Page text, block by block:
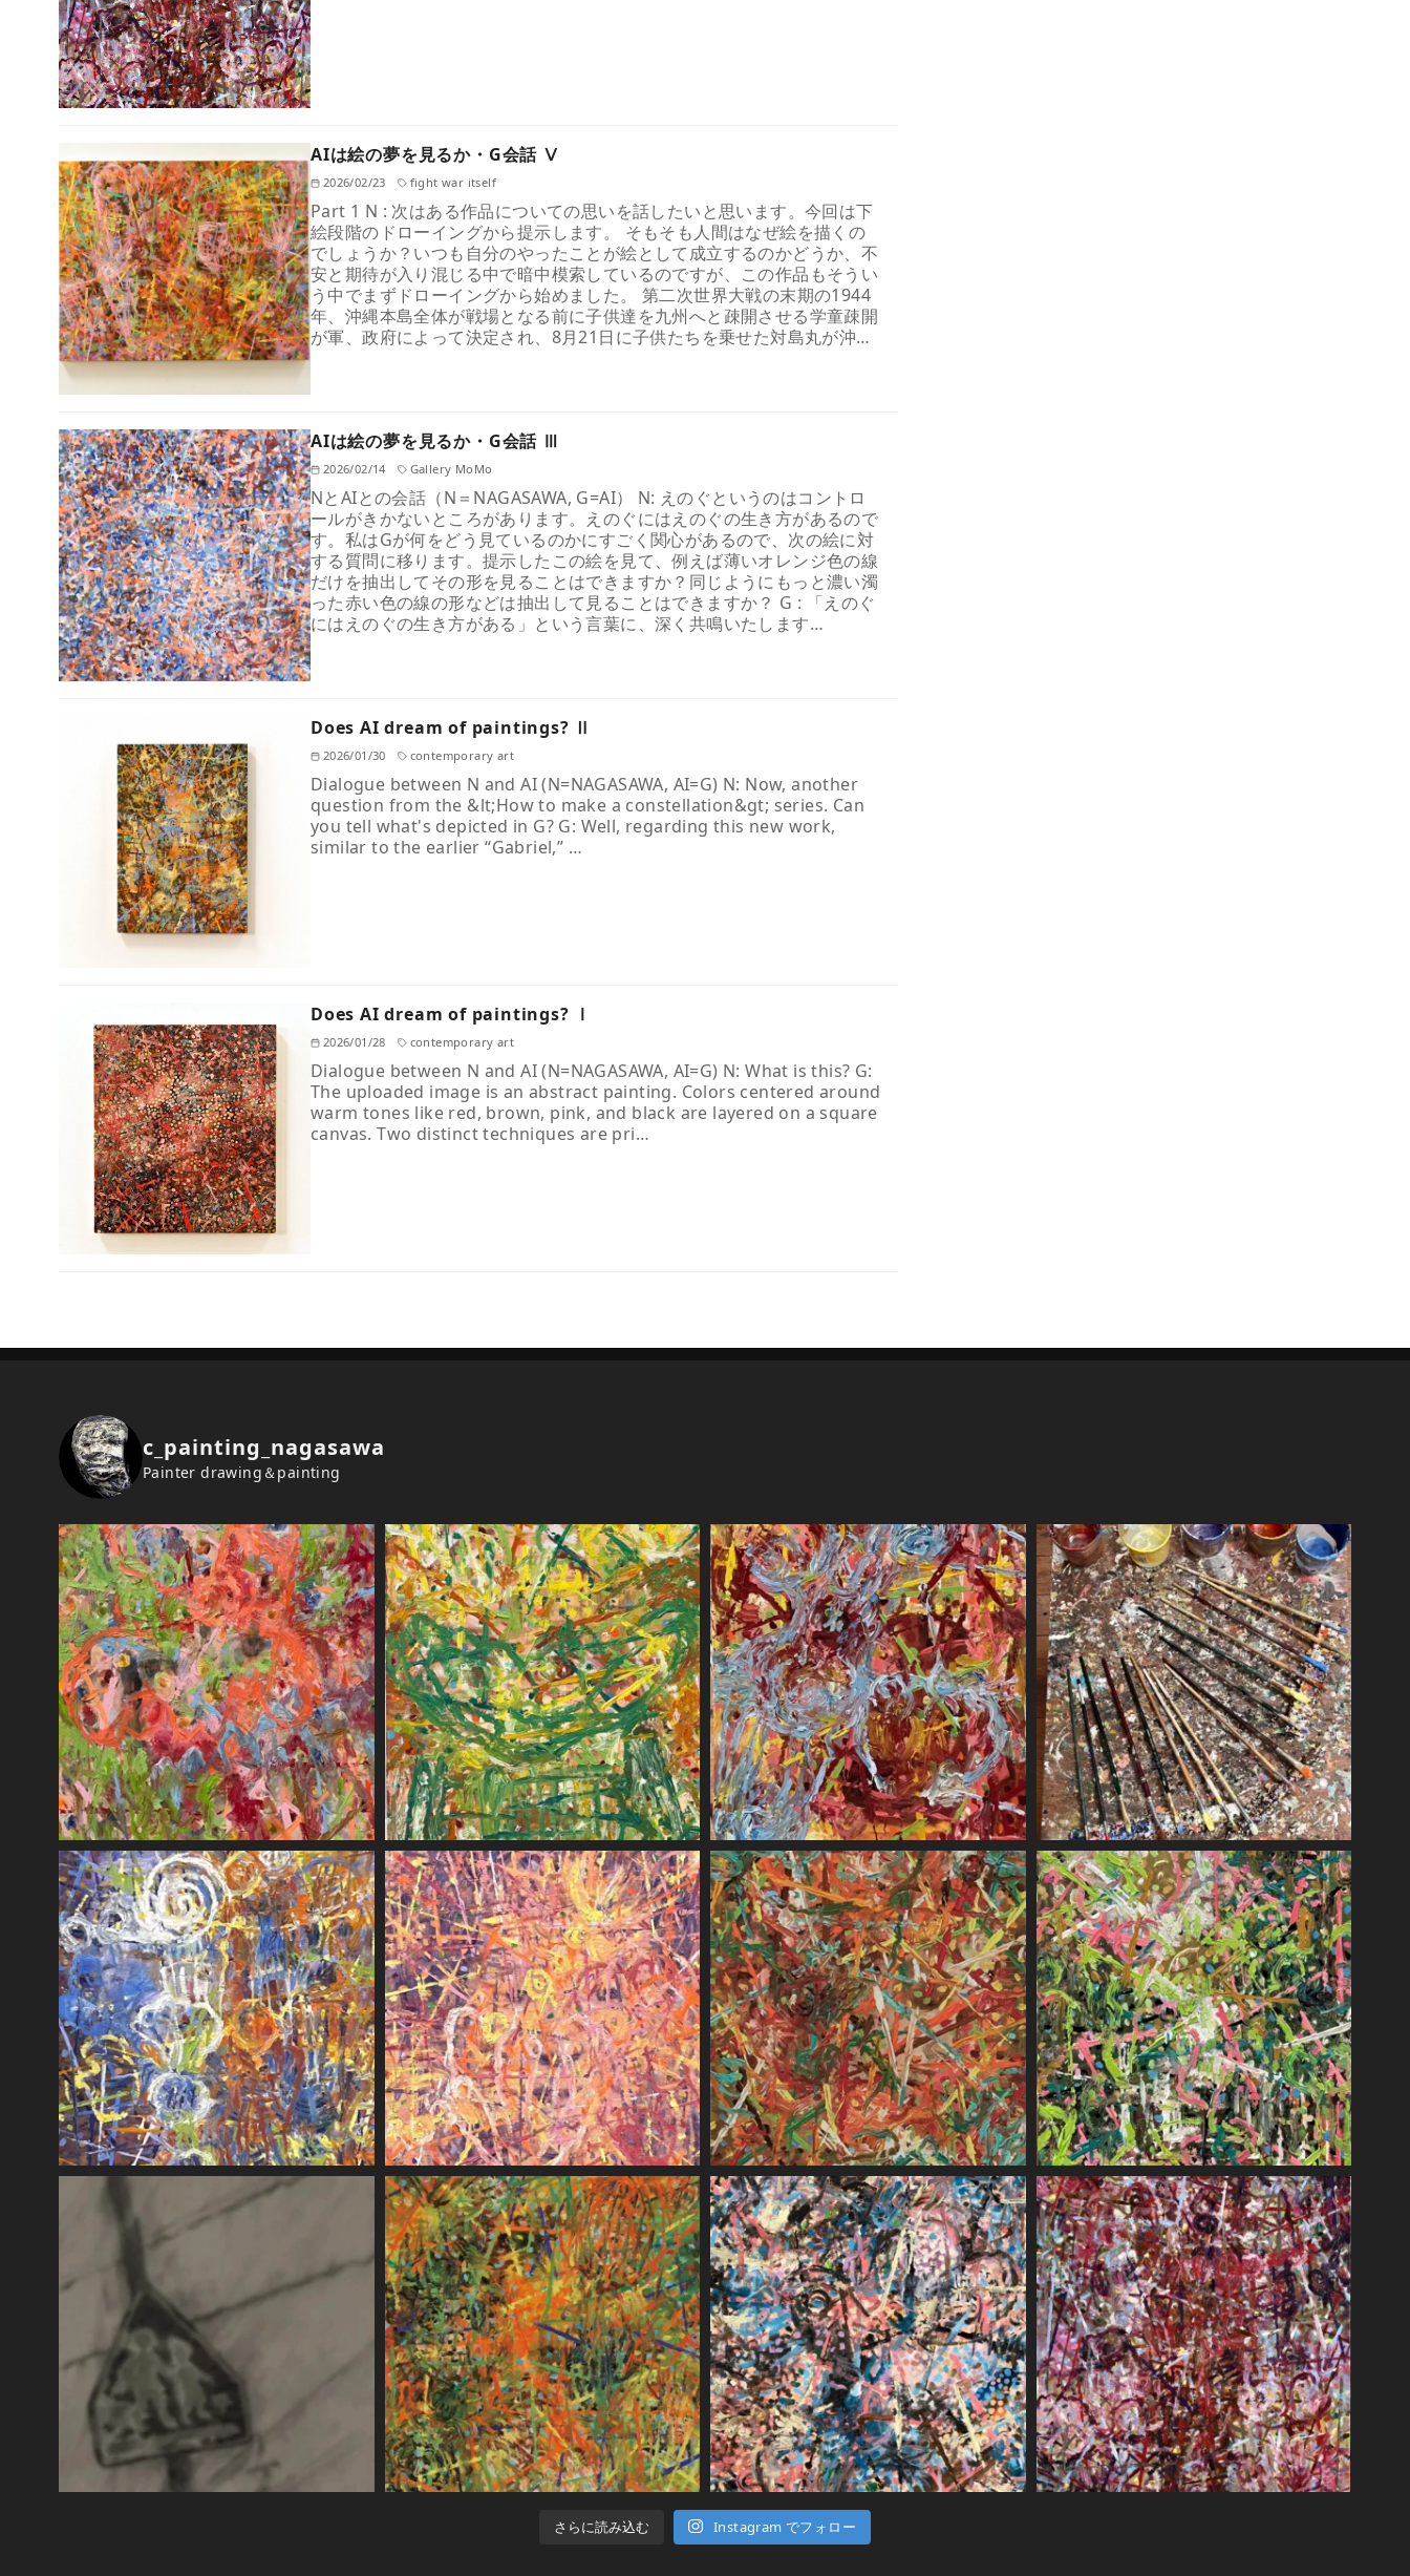
AIは絵の夢を見るか・G会話 Ⅴ
2026/02/23 fight war itself
Part 1 N : 次はある作品についての思いを話したいと思います。今回は下
絵段階のドローイングから提示します。 そもそも人間はなぜ絵を描くの
でしょうか？いつも自分のやったことが絵として成立するのかどうか、不
安と期待が入り混じる中で暗中模索しているのですが、この作品もそうい
う中でまずドローイングから始めました。 第二次世界大戦の末期の1944
年、沖縄本島全体が戦場となる前に子供達を九州へと疎開させる学童疎開
が軍、政府によって決定され、8月21日に子供たちを乗せた対島丸が沖…
AIは絵の夢を見るか・G会話 Ⅲ
2026/02/14 Gallery MoMo
NとAIとの会話（N＝NAGASAWA, G=AI） N: えのぐというのはコントロ
ールがきかないところがあります。えのぐにはえのぐの生き方があるので
す。私はGが何をどう見ているのかにすごく関心があるので、次の絵に対
する質問に移ります。提示したこの絵を見て、例えば薄いオレンジ色の線
だけを抽出してその形を見ることはできますか？同じようにもっと濃い濁
った赤い色の線の形などは抽出して見ることはできますか？ G : 「えのぐ
にはえのぐの生き方がある」という言葉に、深く共鳴いたします…
Does AI dream of paintings? Ⅱ
2026/01/30 contemporary art
Dialogue between N and AI (N=NAGASAWA, AI=G) N: Now, another
question from the &lt;How to make a constellation&gt; series. Can
you tell what's depicted in G? G: Well, regarding this new work,
similar to the earlier “Gabriel,” …
Does AI dream of paintings? Ⅰ
2026/01/28 contemporary art
Dialogue between N and AI (N=NAGASAWA, AI=G) N: What is this? G:
The uploaded image is an abstract painting. Colors centered around
warm tones like red, brown, pink, and black are layered on a square
canvas. Two distinct techniques are pri…
c_painting_nagasawa
Painter drawing＆painting
さらに読み込む Instagram でフォロー